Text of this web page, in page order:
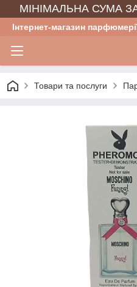
МІНІМАЛЬНА СУМА
Інтернет-магазин
Товари та послуги